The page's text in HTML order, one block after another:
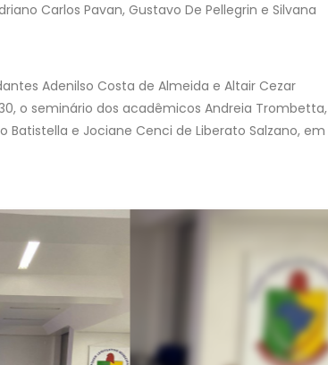
Carlos Pavan, Gustavo De Pellegrin e Silvana
Adenilso Costa de Almeida e Altair Cezar
o seminário dos acadêmicos Andreia Trombetta,
Batistella e Jociane Cenci de Liberato Salzano, em